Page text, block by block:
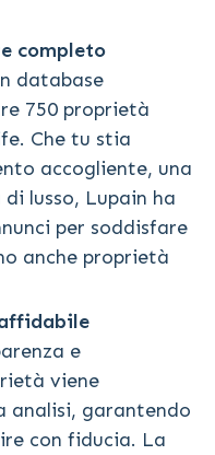
completo
database
750 proprietà
Che tu stia
accogliente, una
lusso, Lupain ha
per soddisfare
anche proprietà
e
viene
garantendo
con fiducia. La